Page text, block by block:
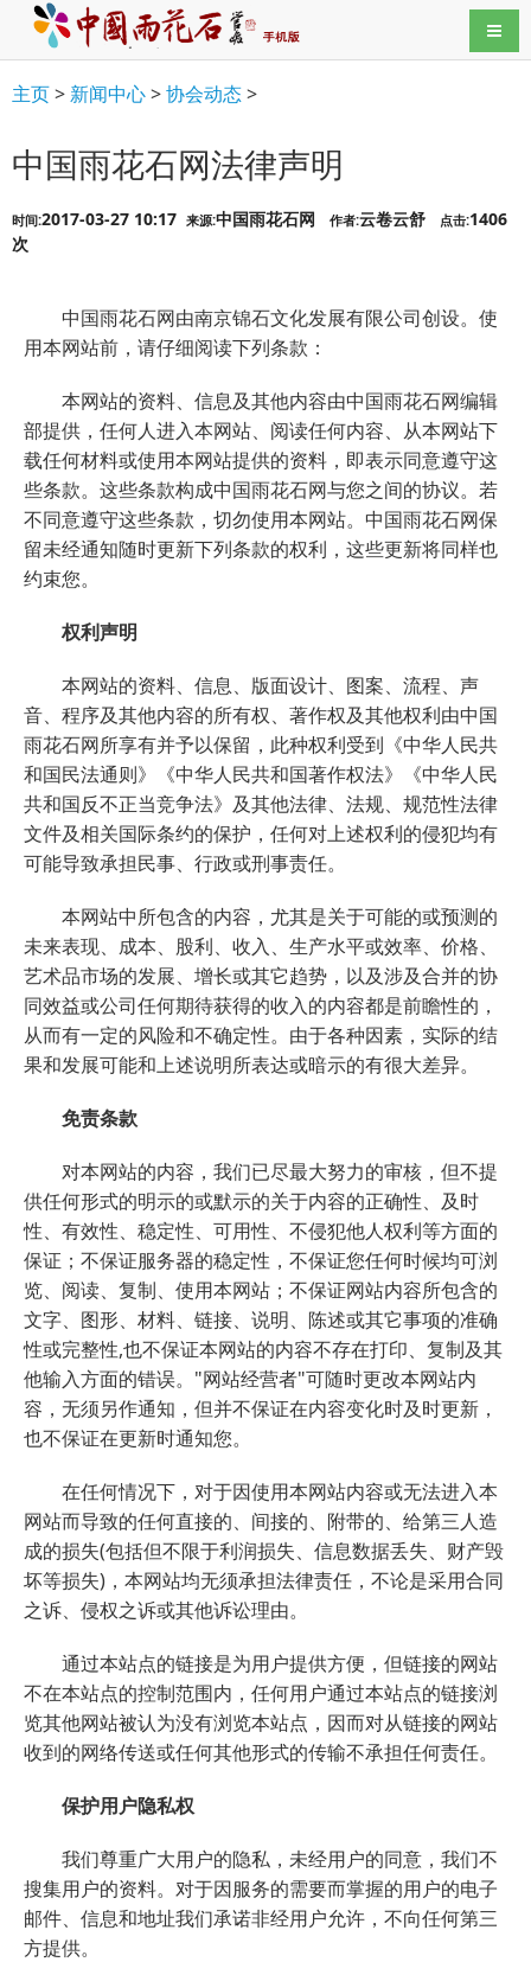
导航
主页> 新闻中心>协会动态>
中国雨花石网法律声明
时间:2017-03-27 10:17 来源:中国雨花石网 作者:云卷云舒 点击:1406
次
中国雨花石网由南京锦石文化发展有限公司创设。使
用本网站前，请仔细阅读下列条款：
本网站的资料、信息及其他内容由中国雨花石网编辑
部提供，任何人进入本网站、阅读任何内容、从本网站下
载任何材料或使用本网站提供的资料，即表示同意遵守这
些条款。这些条款构成中国雨花石网与您之间的协议。若
不同意遵守这些条款，切勿使用本网站。中国雨花石网保
留未经通知随时更新下列条款的权利，这些更新将同样也
约束您。
权利声明
本网站的资料、信息、版面设计、图案、流程、声
音、程序及其他内容的所有权、著作权及其他权利由中国
雨花石网所享有并予以保留，此种权利受到《中华人民共
和国民法通则》《中华人民共和国著作权法》《中华人民
共和国反不正当竞争法》及其他法律、法规、规范性法律
文件及相关国际条约的保护，任何对上述权利的侵犯均有
可能导致承担民事、行政或刑事责任。
本网站中所包含的内容，尤其是关于可能的或预测的
未来表现、成本、股利、收入、生产水平或效率、价格、
艺术品市场的发展、增长或其它趋势，以及涉及合并的协
同效益或公司任何期待获得的收入的内容都是前瞻性的，
从而有一定的风险和不确定性。由于各种因素，实际的结
果和发展可能和上述说明所表达或暗示的有很大差异。
免责条款
对本网站的内容，我们已尽最大努力的审核，但不提
供任何形式的明示的或默示的关于内容的正确性、及时
性、有效性、稳定性、可用性、不侵犯他人权利等方面的
保证；不保证服务器的稳定性，不保证您任何时候均可浏
览、阅读、复制、使用本网站；不保证网站内容所包含的
文字、图形、材料、链接、说明、陈述或其它事项的准确
性或完整性,也不保证本网站的内容不存在打印、复制及其
他输入方面的错误。"网站经营者"可随时更改本网站内
容，无须另作通知，但并不保证在内容变化时及时更新，
也不保证在更新时通知您。
在任何情况下，对于因使用本网站内容或无法进入本
网站而导致的任何直接的、间接的、附带的、给第三人造
成的损失(包括但不限于利润损失、信息数据丢失、财产毁
坏等损失)，本网站均无须承担法律责任，不论是采用合同
之诉、侵权之诉或其他诉讼理由。
通过本站点的链接是为用户提供方便，但链接的网站
不在本站点的控制范围内，任何用户通过本站点的链接浏
览其他网站被认为没有浏览本站点，因而对从链接的网站
收到的网络传送或任何其他形式的传输不承担任何责任。
保护用户隐私权
我们尊重广大用户的隐私，未经用户的同意，我们不
搜集用户的资料。对于因服务的需要而掌握的用户的电子
邮件、信息和地址我们承诺非经用户允许，不向任何第三
方提供。